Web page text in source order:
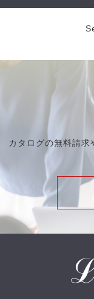
カタログの無料請